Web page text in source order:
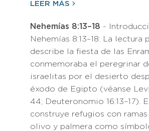
LEER MÁS
Nehemías 8:13–18 -
Nehemías 8:13–18: La lectura
describe la fiesta de las
conmemoraba el peregrinar
israelitas por el desierto
éxodo de Egipto (véanse
44; Deuteronomio 16:13–17).
construye refugios con
olivo y palmera como